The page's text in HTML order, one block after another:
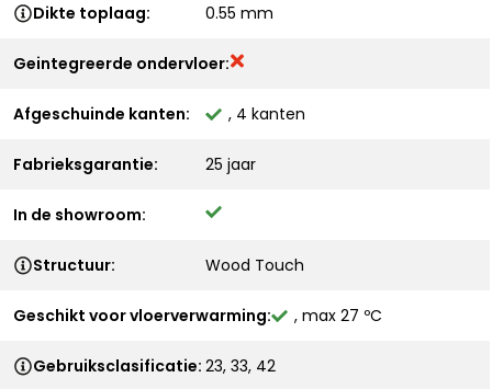
Dikte toplaag: 0.55 mm
Geintegreerde ondervloer:
Afgeschuinde kanten: , 4 kanten
Fabrieksgarantie: 25 jaar
In de showroom:
Structuur: Wood Touch
Geschikt voor vloerverwarming: , max 27 ºC
Gebruiksclasificatie: 23, 33, 42